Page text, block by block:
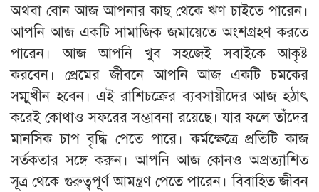
অথবা বোন আজ আপনার কাছ থেকে ঋণ চাইতে পারেন।
আপনি আজ একটি সামাজিক জমায়েতে অংশগ্রহণ করতে
পারেন। আজ আপনি খুব সহজেই সবাইকে আকৃষ্ট
করবেন। প্রেমের জীবনে আপনি আজ একটি চমকের
সম্মুখীন হবেন। এই রাশিচক্রের ব্যবসায়ীদের আজ হঠাৎ
করেই কোথাও সফরের সম্ভাবনা রয়েছে। যার ফলে তাঁদের
মানসিক চাপ বৃদ্ধি পেতে পারে। কর্মক্ষেত্রে প্রতিটি কাজ
সর্তকতার সঙ্গে করুন। আপনি আজ কোনও অপ্রত্যাশিত
সূত্র থেকে গুরুত্বপূর্ণ আমন্ত্রণ পেতে পারেন। বিবাহিত জীবন